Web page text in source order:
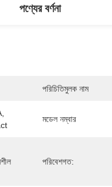
পণ্যের বর্ণনা
পরিচিতিমুলক নাম
মডেল নম্বার
পরিবেশগত: